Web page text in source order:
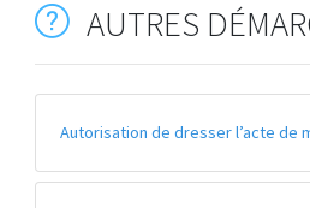
AUTRES
Autorisation de dresser l’acte de